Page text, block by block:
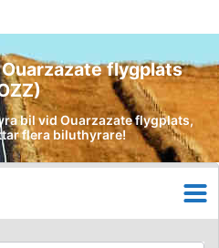
flygplats
bil vid Ouarzazate flygplats,
flera biluthyrare!